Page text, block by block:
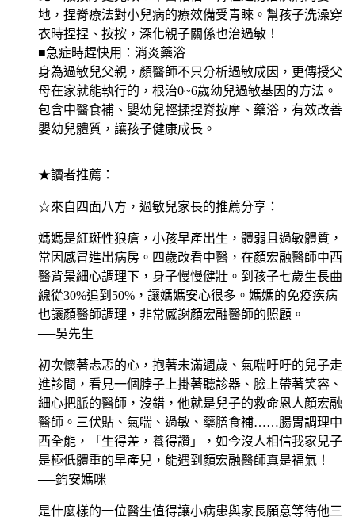
地，捏脊療法對小兒病的療效備受青睞。幫孩子洗澡穿
衣時捏捏、按按，深化親子關係也治過敏！
■急症時趕快用：消炎藥浴
身為過敏兒父親，顏醫師不只分析過敏成因，更傳授父
母在家就能執行的，根治0~6歲幼兒過敏基因的方法。
包含中醫食補、嬰幼兒輕揉捏脊按摩、藥浴，有效改善
嬰幼兒體質，讓孩子健康成長。
★讀者推薦：
☆來自四面八方，過敏兒家長的推薦分享：
媽媽是紅斑性狼瘡，小孩早產出生，體弱且過敏體質，
常因感冒進出病房。四歲改看中醫，在顏宏融醫師中西
醫背景細心調理下，身子慢慢健壯。到孩子七歲生長曲
線從30%追到50%，讓媽媽安心很多。媽媽的免疫疾病
也讓顏醫師調理，非常感謝顏宏融醫師的照顧。
──吳先生
初次懷著忐忑的心，抱著未滿週歲、氣喘吁吁的兒子走
進診間，看見一個脖子上掛著聽診器、臉上帶著笑容、
細心把脈的醫師，沒錯，他就是兒子的救命恩人顏宏融
醫師。三伏貼、氣喘、過敏、藥膳食補……腸胃調理中
西全能，「生得差，養得讚」，如今沒人相信我家兒子
是極低體重的早產兒，能遇到顏宏融醫師真是福氣！
──鈞安媽咪
是什麼樣的一位醫生值得讓小病患與家長願意等待他三